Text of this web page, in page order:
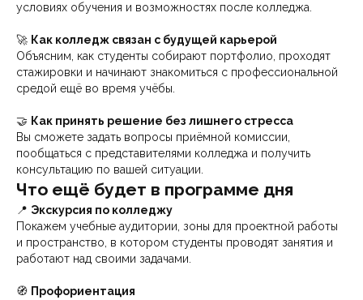
условиях обучения и возможностях после колледжа.
🚀 Как колледж связан с будущей карьерой
Объясним, как студенты собирают портфолио, проходят
стажировки и начинают знакомиться с профессиональной
средой ещё во время учёбы.
🤝 Как принять решение без лишнего стресса
Вы сможете задать вопросы приёмной комиссии,
пообщаться с представителями колледжа и получить
консультацию по вашей ситуации.
Что ещё будет в программе дня
📍 Экскурсия по колледжу
Покажем учебные аудитории, зоны для проектной работы
и пространство, в котором студенты проводят занятия и
работают над своими задачами.
🧭 Профориентация